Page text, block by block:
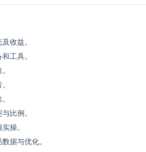
收益。
工具。
比例。
操。
据与优化。